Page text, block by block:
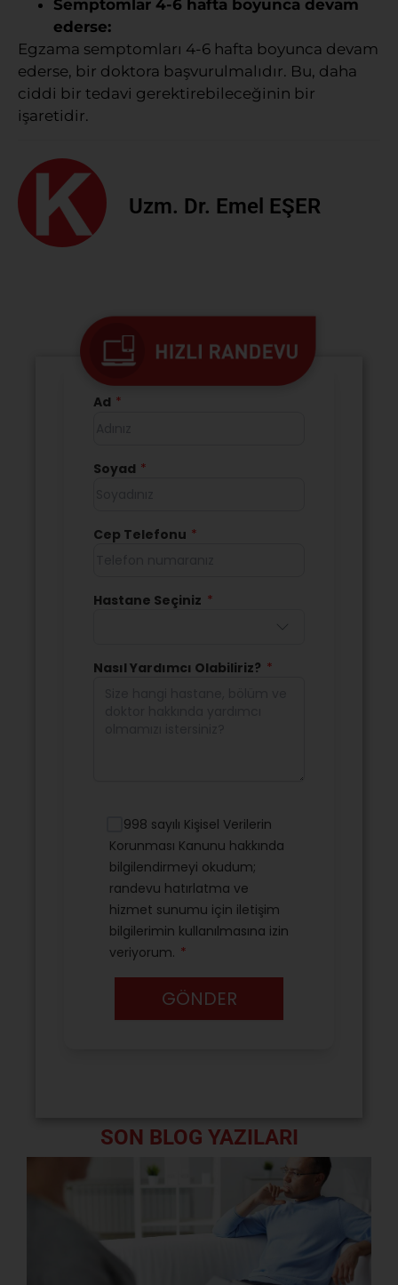
Semptomlar 4-6 hafta boyunca devam
ederse:
Egzama semptomları 4-6 hafta boyunca devam
ederse, bir doktora başvurulmalıdır. Bu, daha
ciddi bir tedavi gerektirebileceğinin bir
işaretidir.
Uzm. Dr. Emel EŞER
SON BLOG YAZILARI